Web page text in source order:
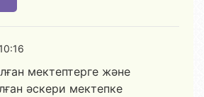
мектептерге және
әскери мектепке